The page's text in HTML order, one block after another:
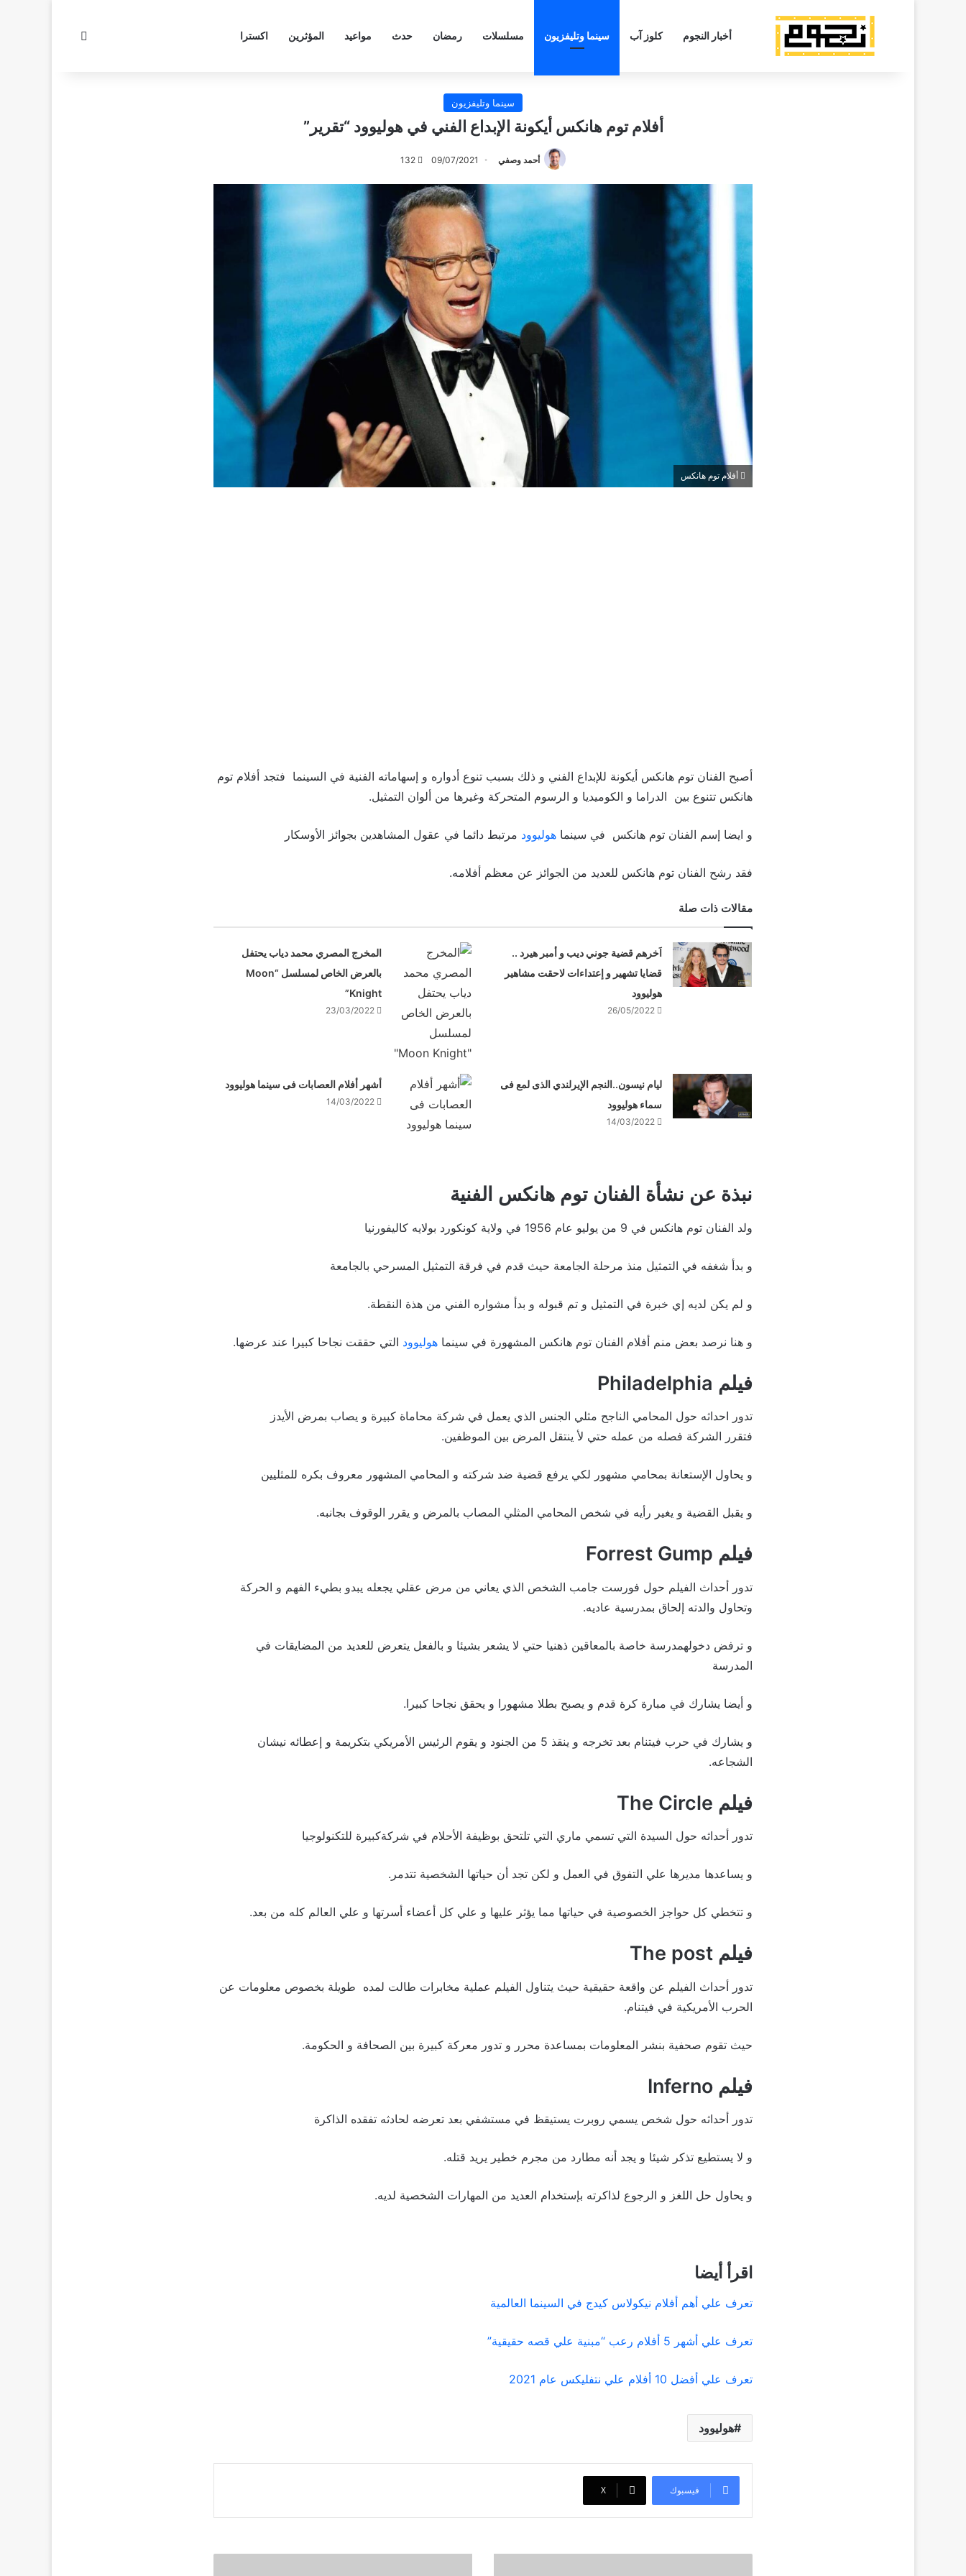
أخبار النجوم كلوز آب سينما وتليفزيون مسلسلات رمضان حدث مواعيد المؤثرين اكسترا
سينما وتليفزيون
أفلام توم هانكس أيكونة الإبداع الفني في هوليوود “تقرير”
أحمد وصفي 09/07/2021
132
أفلام توم هانكس
أصبح الفنان توم هانكس أيكونة للإبداع الفني و ذلك بسبب تنوع أدواره و إسهاماته الفنية في السينما فتجد أفلام توم
هانكس تتنوع بين الدراما و الكوميديا و الرسوم المتحركة وغيرها من ألوان التمثيل.
و ايضا إسم الفنان توم هانكس في سينما هوليوود مرتبط دائما في عقول المشاهدين بجوائز الأوسكار
فقد رشح الفنان توم هانكس للعديد من الجوائز عن معظم أفلامه.
مقالات ذات صلة
اَخرهم قضية جوني ديب و أمبر هيرد ..
قضايا تشهير و إعتداءات لاحقت مشاهير
هوليوود
26/05/2022
المخرج المصري محمد دياب يحتفل
بالعرض الخاص لمسلسل “Moon
Knight”
23/03/2022
ليام نيسون..النجم الإيرلندي الذى لمع فى
سماء هوليوود
14/03/2022
أشهر أفلام العصابات فى سينما هوليوود
14/03/2022
نبذة عن نشأة الفنان توم هانكس الفنية
ولد الفنان توم هانكس في 9 من يوليو عام 1956 في ولاية كونكورد بولايه كاليفورنيا
و بدأ شغفه في التمثيل منذ مرحلة الجامعة حيث قدم في فرقة التمثيل المسرحي بالجامعة
و لم يكن لديه إي خبرة في التمثيل و تم قبوله و بدأ مشواره الفني من هذة النقطة.
و هنا نرصد بعض منم أفلام الفنان توم هانكس المشهورة في سينما هوليوود التي حققت نجاحا كبيرا عند عرضها.
فيلم Philadelphia
تدور احداثه حول المحامي الناجح مثلي الجنس الذي يعمل في شركة محاماة كبيرة و يصاب بمرض الأيدز
فتقرر الشركة فصله من عمله حتي لأ ينتقل المرض بين الموظفين.
و يحاول الإستعانة بمحامي مشهور لكي يرفع قضية ضد شركته و المحامي المشهور معروف بكره للمثليين
و يقبل القضية و يغير رأيه في شخص المحامي المثلي المصاب بالمرض و يقرر الوقوف بجانبه.
فيلم Forrest Gump
تدور أحداث الفيلم حول فورست جامب الشخص الذي يعاني من مرض عقلي يجعله يبدو بطيء الفهم و الحركة
وتحاول والدته إلحاق بمدرسية عاديه.
و ترفض دخولهمدرسة خاصة بالمعاقين ذهنيا حتي لا يشعر بشيئا و بالفعل يتعرض للعديد من المضايقات في
المدرسة
و أيضا يشارك في مبارة كرة قدم و يصبح بطلا مشهورا و يحقق نجاحا كبيرا.
و يشارك في حرب فيتنام بعد تخرجه و ينقذ 5 من الجنود و يقوم الرئيس الأمريكي بتكريمة و إعطائه نيشان
الشجاعه.
فيلم The Circle
تدور أحداثه حول السيدة التي تسمي ماري التي تلتحق بوظيفة الأحلام في شركةكبيرة للتكنولوجيا
و يساعدها مديرها علي التفوق في العمل و لكن تجد أن حياتها الشخصية تتدمر.
و تتخطي كل حواجز الخصوصية في حياتها مما يؤثر عليها و علي كل أعضاء أسرتها و علي العالم كله من بعد.
فيلم The post
تدور أحداث الفيلم عن واقعة حقيقية حيث يتناول الفيلم عملية مخابرات طالت لمده طويلة بخصوص معلومات عن
الحرب الأمريكية في فيتنام.
حيث تقوم صحفية بنشر المعلومات بمساعدة محرر و تدور معركة كبيرة بين الصحافة و الحكومة.
فيلم Inferno
تدور أحداثه حول شخص يسمي روبرت يستيقظ في مستشفي بعد تعرضه لحادثه تفقده الذاكرة
و لا يستطيع تذكر شيئا و يجد أنه مطارد من مجرم خطير يريد قتله.
و يحاول حل اللغز و الرجوع لذاكرته بإستخدام العديد من المهارات الشخصية لديه.
اقرأ أيضا
تعرف علي أهم أفلام نيكولاس كيدج في السينما العالمية
تعرف علي أشهر 5 أفلام رعب “مبنية علي قصه حقيقية”
تعرف علي أفضل 10 أفلام علي نتفليكس عام 2021
هوليوود
فيسبوك ‫X